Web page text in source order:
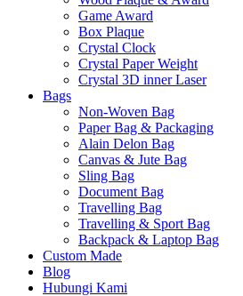
Game Award
Box Plaque
Crystal Clock
Crystal Paper Weight
Crystal 3D inner Laser
Bags
Non-Woven Bag
Paper Bag & Packaging
Alain Delon Bag
Canvas & Jute Bag
Sling Bag
Document Bag
Travelling Bag
Travelling & Sport Bag
Backpack & Laptop Bag
Custom Made
Blog
Hubungi Kami